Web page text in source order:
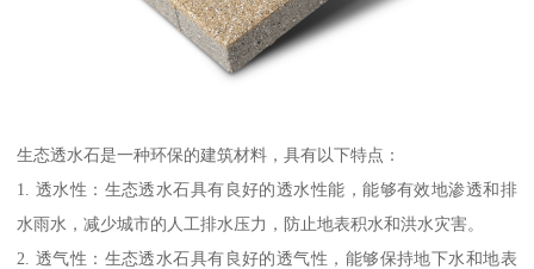
生态透水石是一种环保的建筑材料，具有以下特点：
1. 透水性：生态透水石具有良好的透水性能，能够有效地渗透和排
水雨水，减少城市的人工排水压力，防止地表积水和洪水灾害。
2. 透气性：生态透水石具有良好的透气性，能够保持地下水和地表